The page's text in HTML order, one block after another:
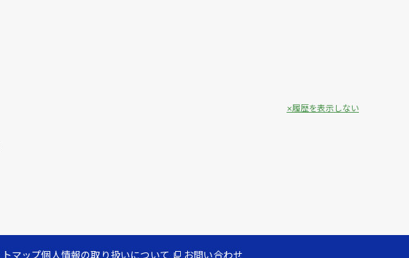
履歴を表示しない
マップ個人情報の取り扱いについて お問い合わせ